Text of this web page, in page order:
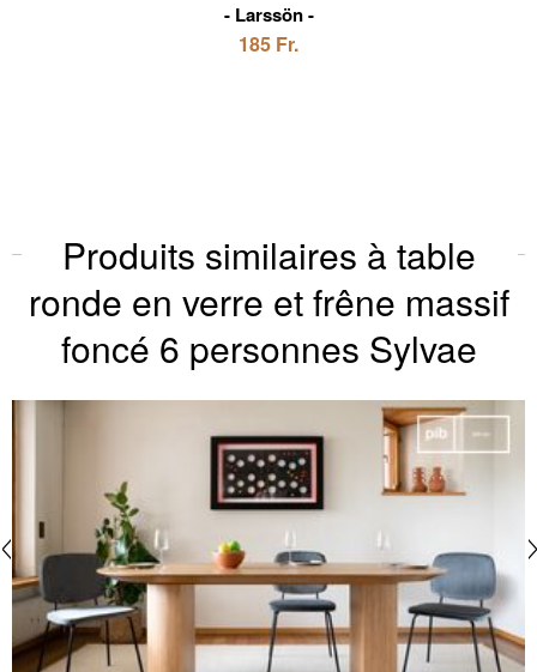
Larssön
185 Fr.
Produits similaires à table
ronde en verre et frêne massif
foncé 6 personnes Sylvae